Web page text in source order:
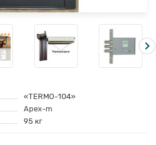
«TERMO-104»
Apex-m
95 кг